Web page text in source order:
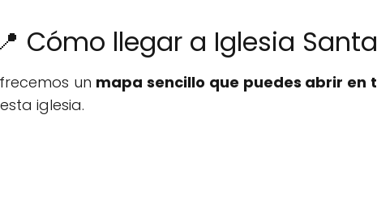
Cómo llegar a Iglesia
un mapa sencillo que puedes abrir en
iglesia.